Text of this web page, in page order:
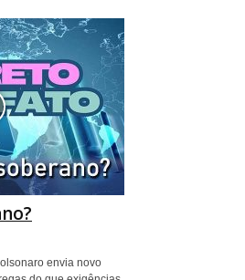
envia novo